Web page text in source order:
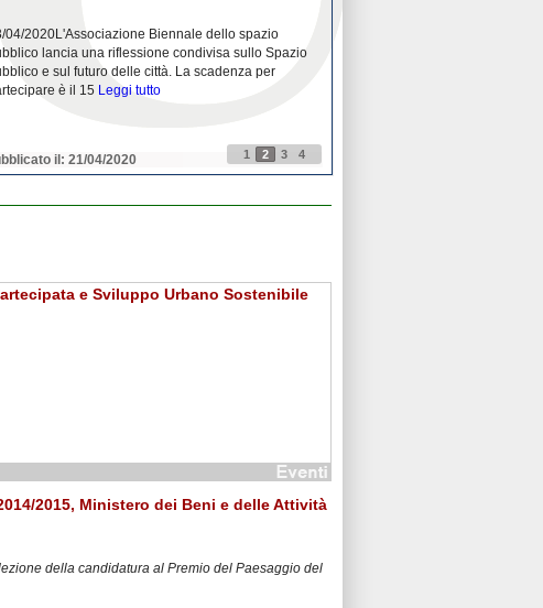
04/2020L'Associazione Biennale dello spazio
lancia una riflessione condivisa sullo Spazio
e sul futuro delle città. La scadenza per
è il 15 Leggi tutto
il: 21/04/2020 1 2 3 4
e Sviluppo Urbano Sostenibile
2015, Ministero dei Beni e delle Attività
della candidatura al Premio del Paesaggio del